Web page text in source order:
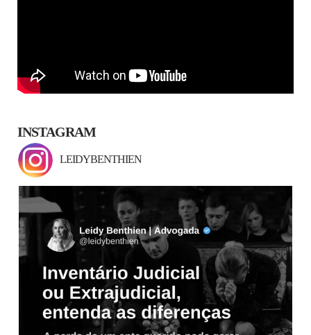
INSTAGRAM
LEIDYBENTHIEN